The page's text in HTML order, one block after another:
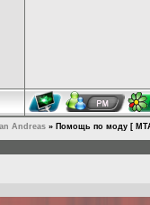
Andreas » Помощь по моду [